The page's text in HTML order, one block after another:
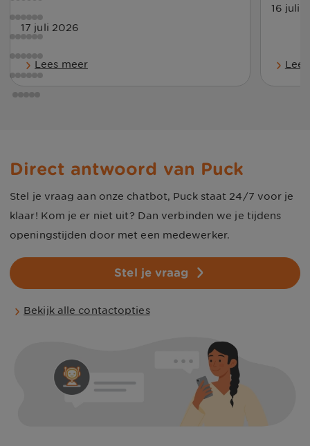
17 juli 2026
Lees meer
16 juli
Direct antwoord van Puck
Stel je vraag aan onze chatbot, Puck staat 24/7 voor je
klaar! Kom je er niet uit? Dan verbinden we je tijdens
openingstijden door met een medewerker.
Stel je vraag
Bekijk alle contactopties